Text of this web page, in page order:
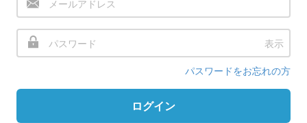
表示
パスワードをお忘れの方
ログイン